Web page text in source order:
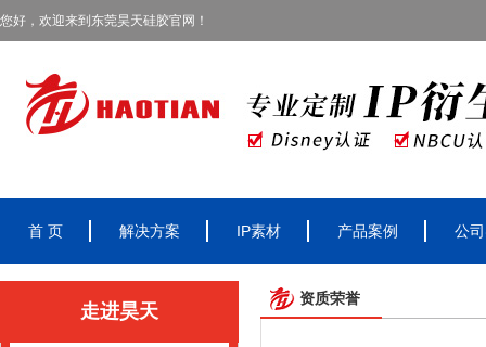
您好，欢迎来到东莞昊天硅胶官网！
首 页 解决方案 IP素材 产品案例 公
走进昊天
资质荣誉